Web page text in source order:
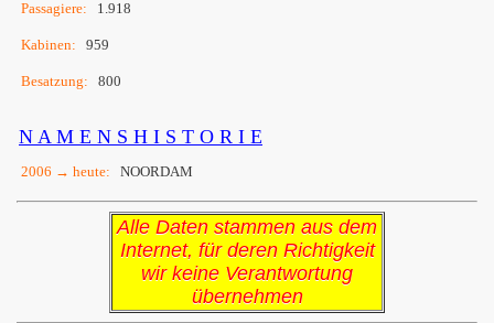
Passagiere: 1.918
Kabinen: 959
Besatzung: 800
N A M E N S H I S T O R I E
2006 → heute: NOORDAM
Alle Daten stammen aus dem
Internet, für deren Richtigkeit
wir keine Verantwortung
übernehmen